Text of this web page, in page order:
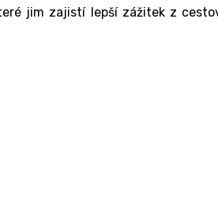
jim zajistí lepší zážitek z